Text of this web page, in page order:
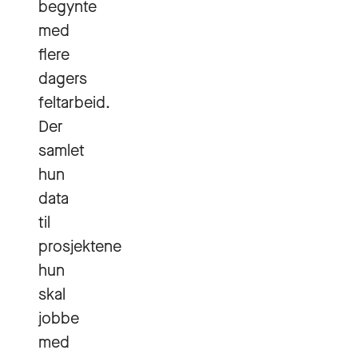
begynte
med
flere
dagers
feltarbeid.
Der
samlet
hun
data
til
prosjektene
hun
skal
jobbe
med